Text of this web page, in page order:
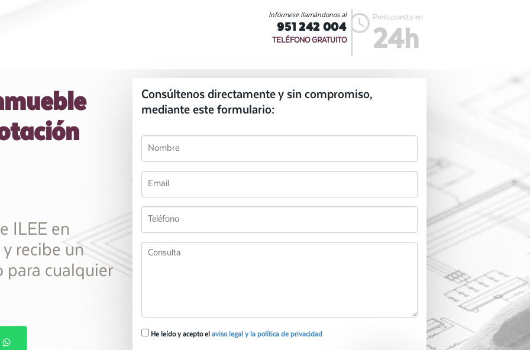
Presupuesto en
24h
Infórmese llamándonos al
951 242 004
TELÉFONO GRATUITO
ILEE en
recibe un
cualquier
Consúltenos directamente y sin compromiso,
mediante este formulario:
He leído y acepto el aviso legal y la política de privacidad